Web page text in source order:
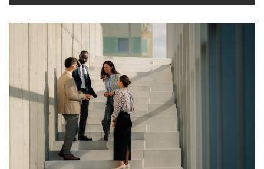
Blockchain & Digital Assets interverrà
sull'evoluzione del rapporto tra istituzioni
finanziarie e mondo cripto, tra panorama
competitivo, stablecoin e rischio di
disintermediazione bancaria.